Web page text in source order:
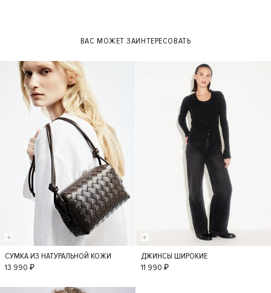
ВАС МОЖЕТ ЗАИНТЕРЕСОВАТЬ
S
СУМКА ИЗ НАТУРАЛЬНОЙ КОЖИ
13 990 ₽
36
ДЖИНСЫ ШИРОКИЕ
11 990 ₽